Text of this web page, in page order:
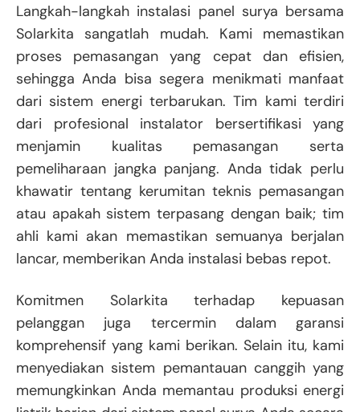
Langkah-langkah instalasi panel surya bersama
Solarkita sangatlah mudah. Kami memastikan
proses pemasangan yang cepat dan efisien,
sehingga Anda bisa segera menikmati manfaat
dari sistem energi terbarukan. Tim kami terdiri
dari profesional instalator bersertifikasi yang
menjamin kualitas pemasangan serta
pemeliharaan jangka panjang. Anda tidak perlu
khawatir tentang kerumitan teknis pemasangan
atau apakah sistem terpasang dengan baik; tim
ahli kami akan memastikan semuanya berjalan
lancar, memberikan Anda instalasi bebas repot.
Komitmen Solarkita terhadap kepuasan
pelanggan juga tercermin dalam garansi
komprehensif yang kami berikan. Selain itu, kami
menyediakan sistem pemantauan canggih yang
memungkinkan Anda memantau produksi energi